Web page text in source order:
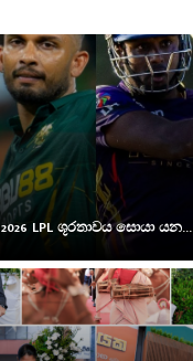
2026 LPL ශූරතාවය සොයා යන...